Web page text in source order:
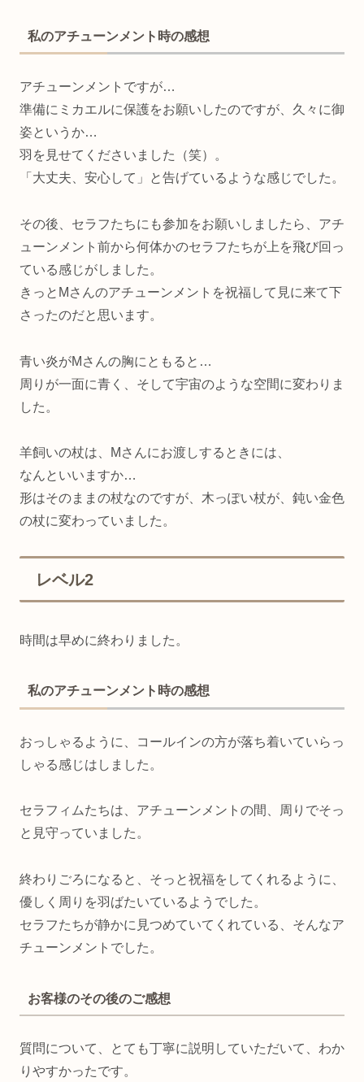
私のアチューンメント時の感想
アチューンメントですが…
準備にミカエルに保護をお願いしたのですが、久々に御
姿というか…
羽を見せてくださいました（笑）。
「大丈夫、安心して」と告げているような感じでした。
その後、セラフたちにも参加をお願いしましたら、アチ
ューンメント前から何体かのセラフたちが上を飛び回っ
ている感じがしました。
きっとMさんのアチューンメントを祝福して見に来て下
さったのだと思います。
青い炎がMさんの胸にともると…
周りが一面に青く、そして宇宙のような空間に変わりま
した。
羊飼いの杖は、Mさんにお渡しするときには、
なんといいますか…
形はそのままの杖なのですが、木っぽい杖が、鈍い金色
の杖に変わっていました。
レベル2
時間は早めに終わりました。
私のアチューンメント時の感想
おっしゃるように、コールインの方が落ち着いていらっ
しゃる感じはしました。
セラフィムたちは、アチューンメントの間、周りでそっ
と見守っていました。
終わりごろになると、そっと祝福をしてくれるように、
優しく周りを羽ばたいているようでした。
セラフたちが静かに見つめていてくれている、そんなア
チューンメントでした。
お客様のその後のご感想
質問について、とても丁寧に説明していただいて、わか
りやすかったです。